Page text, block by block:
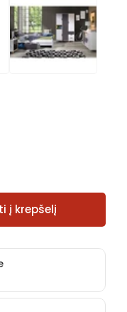
į krepšelį